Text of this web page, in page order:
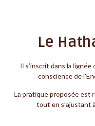
Le
Il s’inscrit dans la lignée
conscience de
La pratique proposée est
tout en s’ajustant